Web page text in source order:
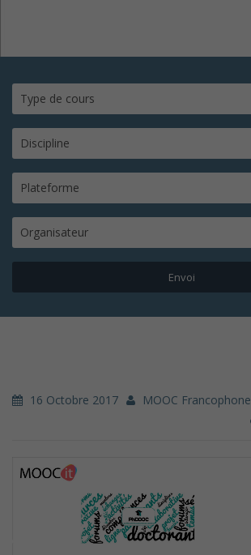
Type de cours
Discipline
Plateforme
Organisateur
16 Octobre 2017
MOOC Francophone